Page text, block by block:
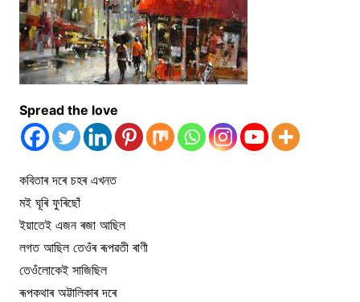
Spread the love
কবিতাৰ দৰে চহৰ এখনত
মই ঘূৰি ফুৰিছোঁ
ইয়াতেই এজন ৰজা আছিল
লগত আছিল তেওঁৰ ৰূপৱতী ৰাণী
তেওঁলোকেই সাজিছিল
ৰূপকথাৰ অট্টালিকাৰ দৰে